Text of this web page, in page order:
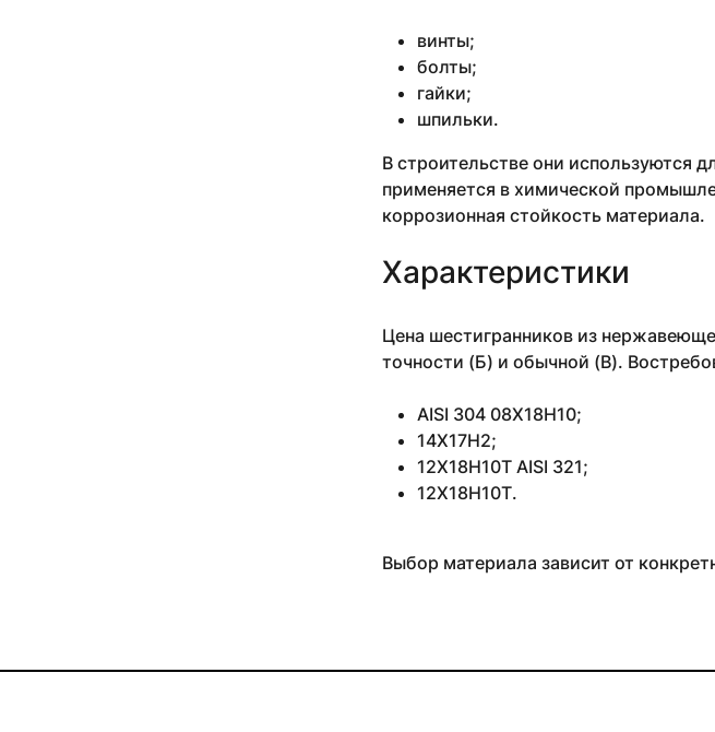
винты;
болты;
гайки;
шпильки.
В строительстве они используются
применяется в химической
коррозионная стойкость материала.
Характеристики
Цена шестигранников из
точности (Б) и обычной (В).
AISI 304 08Х18Н10;
14Х17Н2;
12Х18Н10Т AISI 321;
12Х18Н10Т.
Выбор материала зависит от